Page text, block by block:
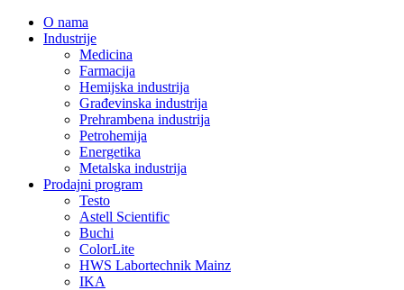
O nama
Industrije
Medicina
Farmacija
Hemijska industrija
Građevinska industrija
Prehrambena industrija
Petrohemija
Energetika
Metalska industrija
Prodajni program
Testo
Astell Scientific
Buchi
ColorLite
HWS Labortechnik Mainz
IKA